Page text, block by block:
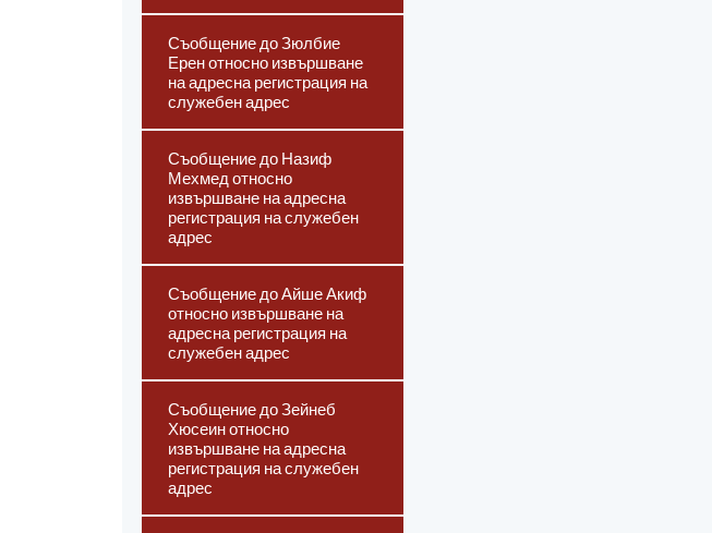
Съобщение до Зюлбие
Ерен относно извършване
на адресна регистрация на
служебен адрес
Съобщение до Назиф
Мехмед относно
извършване на адресна
регистрация на служебен
адрес
Съобщение до Айше Акиф
относно извършване на
адресна регистрация на
служебен адрес
Съобщение до Зейнеб
Хюсеин относно
извършване на адресна
регистрация на служебен
адрес